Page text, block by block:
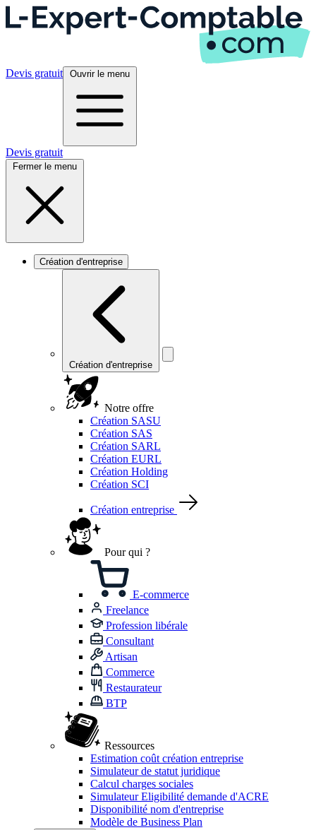
Devis gratuit Ouvrir le menu
Devis gratuit
Fermer le menu
Création d'entreprise
Création d'entreprise
Notre offre
Création SASU
Création SAS
Création SARL
Création EURL
Création Holding
Création SCI
Création entreprise
Pour qui ?
E-commerce
Freelance
Profession libérale
Consultant
Artisan
Commerce
Restaurateur
BTP
Ressources
Estimation coût création entreprise
Simulateur de statut juridique
Calcul charges sociales
Simulateur Eligibilité demande d'ACRE
Disponibilité nom d'entreprise
Modèle de Business Plan